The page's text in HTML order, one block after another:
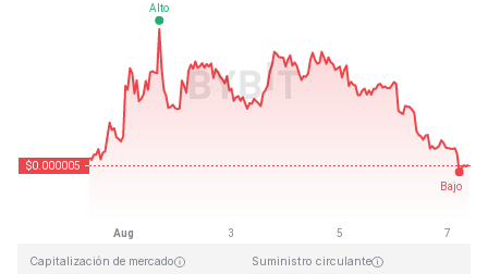
Capitalización de mercado Suministro circulante